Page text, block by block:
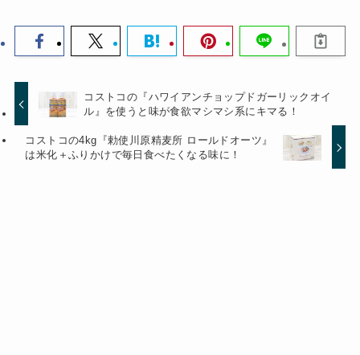
コストコの『ハワイアンチョップドガーリックオイ
ル』を使うと味が食欲マシマシ系にキマる！
コストコの4kg『勅使川原精麦所 ロールドオーツ』
は米化＋ふりかけで毎日食べたくなる味に！